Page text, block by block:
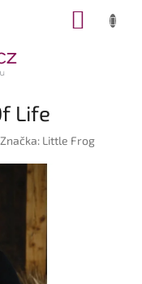
Life
Značka: Little Frog